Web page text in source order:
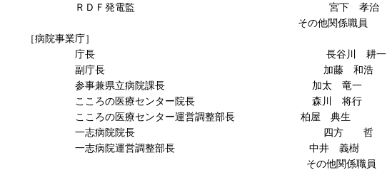
ＲＤＦ発電監 宮下 孝治
その他関係職員
［病院事業庁］
庁長 長谷川 耕一
副庁長 加藤 和浩
参事兼県立病院課長 加太 竜一
こころの医療センター院長 森川 将行
こころの医療センター運営調整部長 柏屋 典生
一志病院院長 四方 哲
一志病院運営調整部長 中井 義樹
その他関係職員